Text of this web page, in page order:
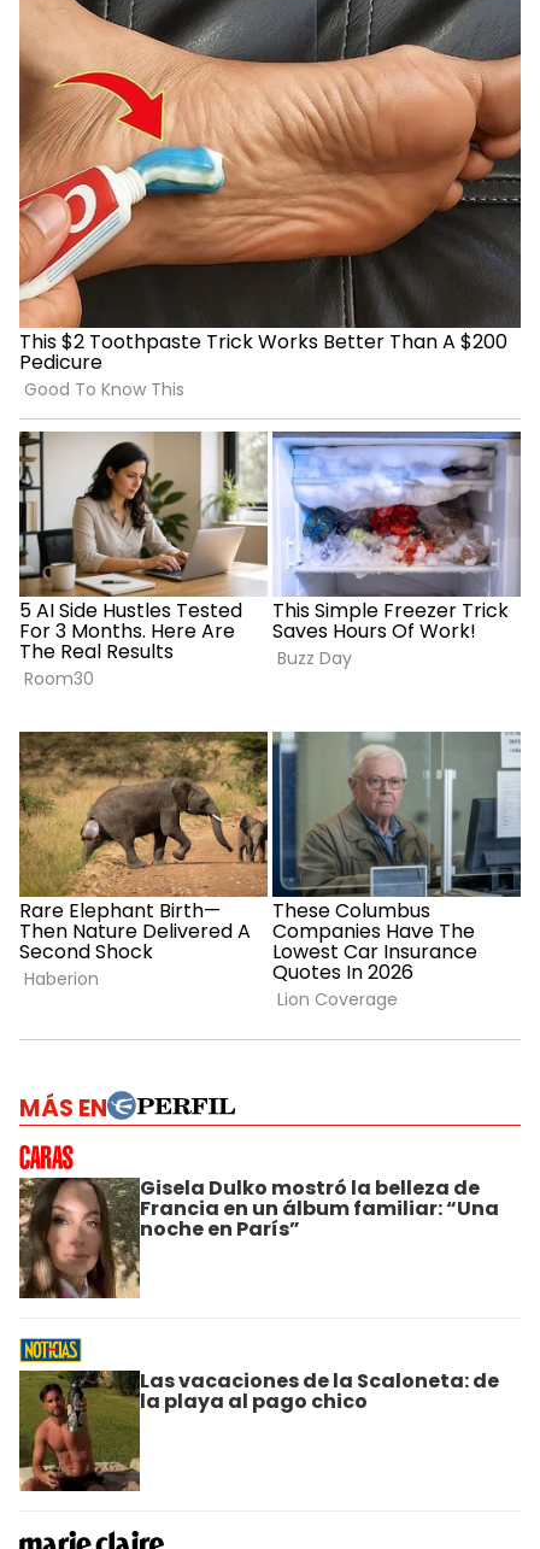
MÁS EN
Gisela Dulko mostró la belleza de
Francia en un álbum familiar: “Una
noche en París”
Las vacaciones de la Scaloneta: de
la playa al pago chico